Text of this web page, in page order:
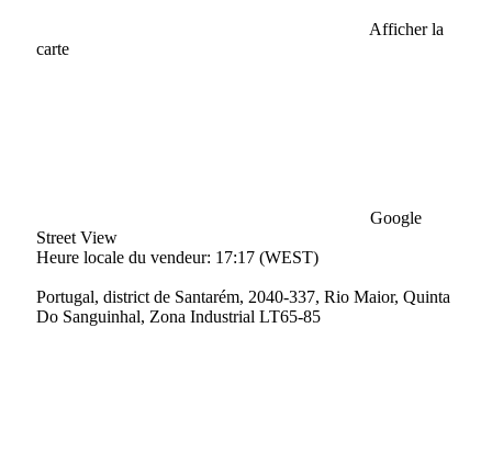
Afficher la
carte
Google
Street View
Heure locale du vendeur: 17:17 (WEST)
Portugal, district de Santarém, 2040-337, Rio Maior, Quinta
Do Sanguinhal, Zona Industrial LT65-85